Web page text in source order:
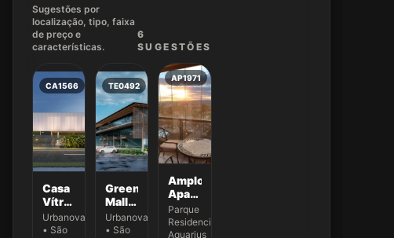
Sugestões por
localização, tipo, faixa
de preço e
características.
6
SUGESTÕES
CA1566
Casa
Vítrea
localizada
no
Urbanova
• São
TE0492
Green
Mall -
Urbanova
Com
Urbanova
• São
AP1971
Amplo
Apartamento
no
Aquarius,
SJC |
Parque
Residencial
Aquarius